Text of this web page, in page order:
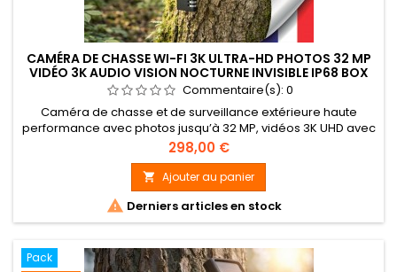
CAMÉRA DE CHASSE WI-FI 3K ULTRA-HD PHOTOS 32 MP
VIDÉO 3K AUDIO VISION NOCTURNE INVISIBLE IP68 BOX
ANTIVANDAL
Commentaire(s): 0
Caméra de chasse et de surveillance extérieure haute
performance avec photos jusqu’à 32 MP, vidéos 3K UHD avec
audio, vision nocturne infrarouge invisible 950 nm (portée 20
m) et connexion Wi-Fi &amp; Bluetooth. Enregistrement sur
carte mémoire SD / SDHC jusqu’à 256 Go, déclenchement
ultra-rapide 0,6 s, autonomie longue durée et boîtier
étanche IP68,...
Prix
298,00 €
 Ajouter au panier
 Derniers articles en stock
Pack